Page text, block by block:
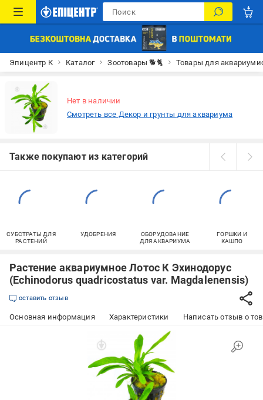
Эпицентр К Каталог Зоотовары 🐕🐈 Товары для
Нет в наличии
Смотреть все Декор и грунты для аквариума
Также покупают из категорий
СУБСТРАТЫ ДЛЯ
РАСТЕНИЙ
УДОБРЕНИЯ
ОБОРУДОВАНИЕ
ДЛЯ АКВАРИУМА
ГОРШКИ И
КАШПО
Растение аквариумное Лотос К Эхинодорус
(Echinodorus quadricostatus var. Magdalenensis)
оставить отзыв
Основная информация Характеристики Написать отзыв о